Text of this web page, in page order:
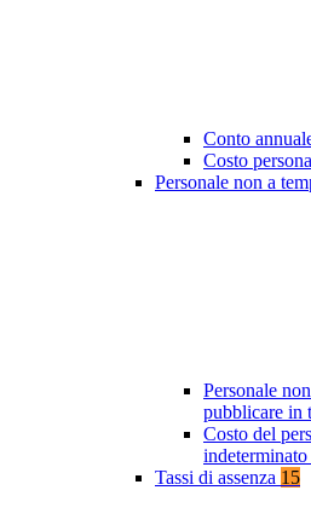
Conto
Costo
Personale non a
Personale
pubblicare in
Costo del
Tassi di assenza 15